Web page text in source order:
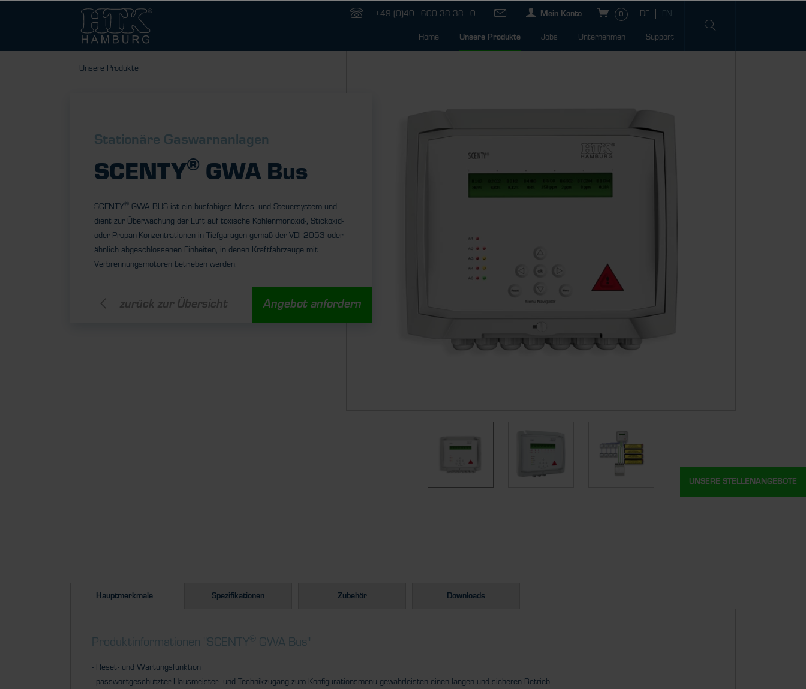
+49 (0)40 - 600 38 38 - 0 Mein Konto 0
Home Unsere Produkte Jobs Unternehmen Support
Unsere Produkte
Stationäre Gaswarnanlagen
SCENTY® GWA Bus
SCENTY® GWA BUS ist ein busfähiges Mess- und Steuersystem und
dient zur Überwachung der Luft auf toxische Kohlenmonoxid-, Stickoxid-
oder Propan-Konzentrationen in Tiefgaragen gemäß der VDI 2053 oder
ähnlich abgeschlossenen Einheiten, in denen Kraftfahrzeuge mit
Verbrennungsmotoren betrieben werden.
zurück zur Übersicht Angebot anfordern
Hauptmerkmale Spezifikationen Zubehör Downloads
Produktinformationen "SCENTY ® GWA Bus"
- Reset- und Wartungsfunktion
- passwortgeschützter Hausmeister- und Technikzugang zum Konfigurationsmenü gewährleisten einen langen und sicheren Betrieb
UNSERE STELLENANGEBOTE